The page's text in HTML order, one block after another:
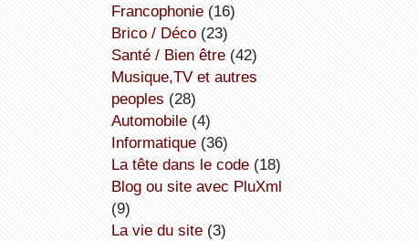
Francophonie(16)
Brico / Déco(23)
Santé / Bien être(42)
Musique,TV et autres
peoples (28)
Automobile(4)
informatique(36)
la tête dans le code(18)
Blog ou site avec PluXml
(9)
la vie du site(3)